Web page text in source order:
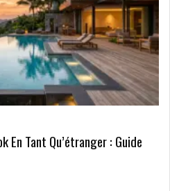
En Tant Qu’étranger : Guide